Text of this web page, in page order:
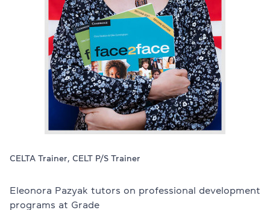
Перевіритисвійрівень
Залишити заявку
Мова сайту RU UK EN
(044) 580 11 00
(063) 580 11 00
м. Київ, метро Золоті Ворота, вул. Ярославів Вал, 13/2-б,
Дивитись на Google Maps
CELTA Trainer, CELT P/S Trainer
Eleonora Pazyak tutors on professional development
programs at Grade